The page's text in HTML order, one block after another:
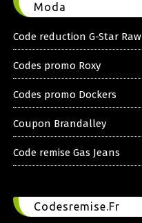
Moda
Code reduction G-Star Raw
Codes promo Roxy
Codes promo Dockers
Coupon Brandalley
Code remise Gas Jeans
Codesremise.Fr